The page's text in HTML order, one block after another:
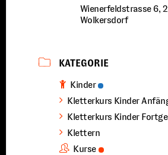
Wienerfeldstrasse 6,
Wolkersdorf
KATEGORIE
Kinder
Kletterkurs Kinder
Kletterkurs Kinder
Klettern
Kurse